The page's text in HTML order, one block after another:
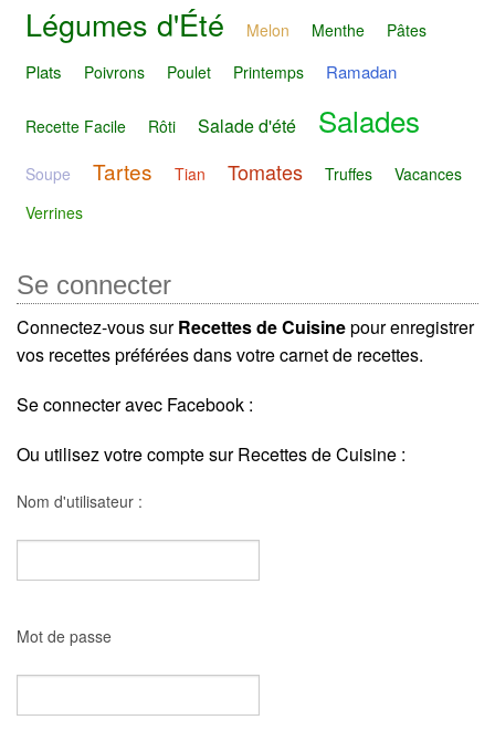
Légumes d'Été Melon Menthe Pâtes
Plats Poivrons Poulet Printemps Ramadan
Recette Facile Rôti Salade d'été Salades
Soupe Tartes Tian Tomates Truffes
Vacances
Verrines
Se connecter
Connectez-vous surRecettes de Cuisinepour enregistrer
vos recettes préférées dans votre carnet de recettes.
Se connecter avec Facebook :
Ou utilisez votre compte sur Recettes de Cuisine :
Nom d'utilisateur :
Mot de passe